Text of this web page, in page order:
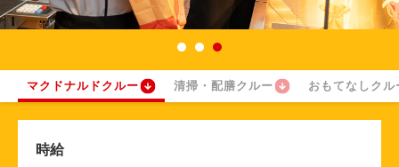
マクドナルドクルー 清掃・配膳クルー おもてなしクル
時給